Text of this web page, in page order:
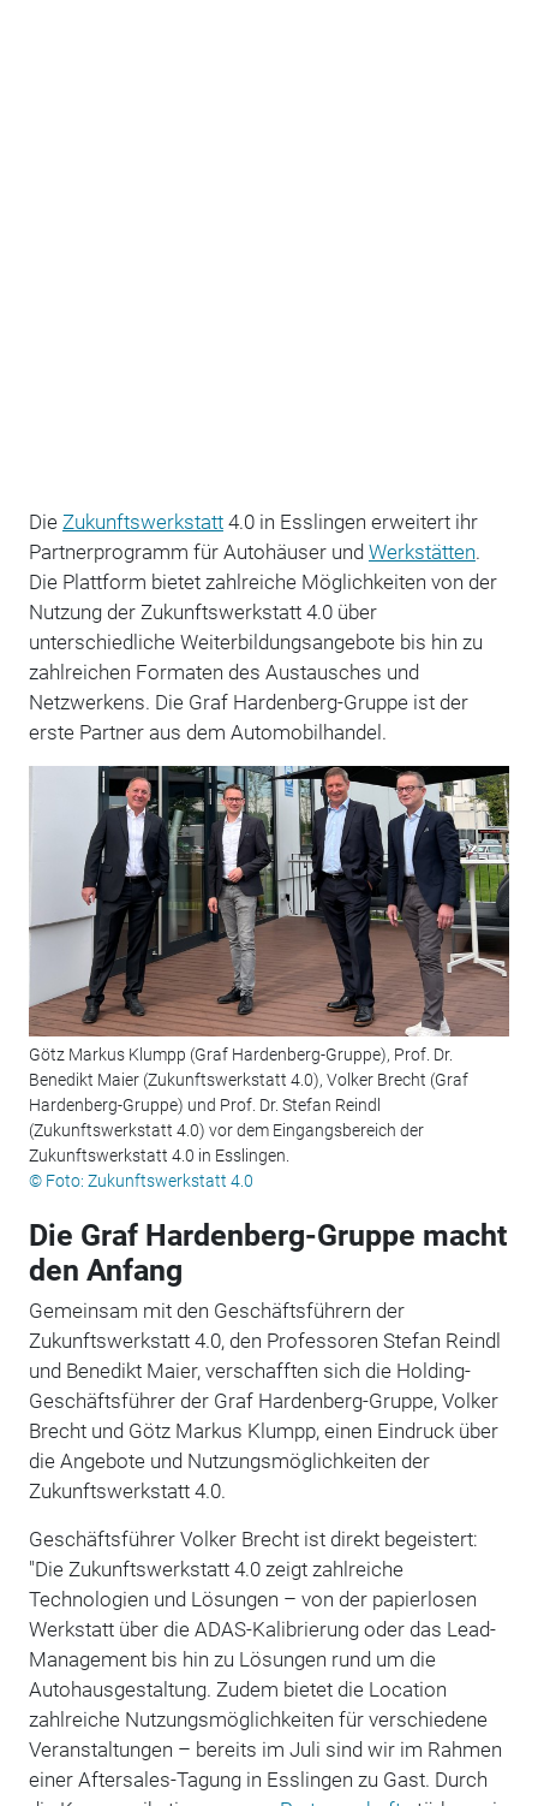
Die Zukunftswerkstatt4.0 in Esslingen erweitert ihr
Partnerprogramm für Autohäuser und Werkstätten.
Die Plattform bietet zahlreiche Möglichkeiten von der
Nutzung der Zukunftswerkstatt 4.0 über
unterschiedliche Weiterbildungsangebote bis hin zu
zahlreichen Formaten des Austausches und
Netzwerkens. Die Graf Hardenberg-Gruppe ist der
erste Partner aus dem Automobilhandel.
Götz Markus Klumpp (Graf Hardenberg-Gruppe), Prof. Dr.
Benedikt Maier (Zukunftswerkstatt 4.0), Volker Brecht (Graf
Hardenberg-Gruppe) und Prof. Dr. Stefan Reindl
(Zukunftswerkstatt 4.0) vor dem Eingangsbereich der
Zukunftswerkstatt 4.0 in Esslingen.
© Foto: Zukunftswerkstatt 4.0
Die Graf Hardenberg-Gruppe macht
den Anfang
Gemeinsam mit den Geschäftsführern der
Zukunftswerkstatt 4.0, den Professoren Stefan Reindl
und Benedikt Maier, verschafften sich die Holding-
Geschäftsführer der Graf Hardenberg-Gruppe, Volker
Brecht und Götz Markus Klumpp, einen Eindruck über
die Angebote und Nutzungsmöglichkeiten der
Zukunftswerkstatt 4.0.
Geschäftsführer Volker Brecht ist direkt begeistert:
"Die Zukunftswerkstatt 4.0 zeigt zahlreiche
Technologien und Lösungen – von der papierlosen
Werkstatt über die ADAS-Kalibrierung oder das Lead-
Management bis hin zu Lösungen rund um die
Autohausgestaltung. Zudem bietet die Location
zahlreiche Nutzungsmöglichkeiten für verschiedene
Veranstaltungen – bereits im Juli sind wir im Rahmen
einer Aftersales-Tagung in Esslingen zu Gast. Durch